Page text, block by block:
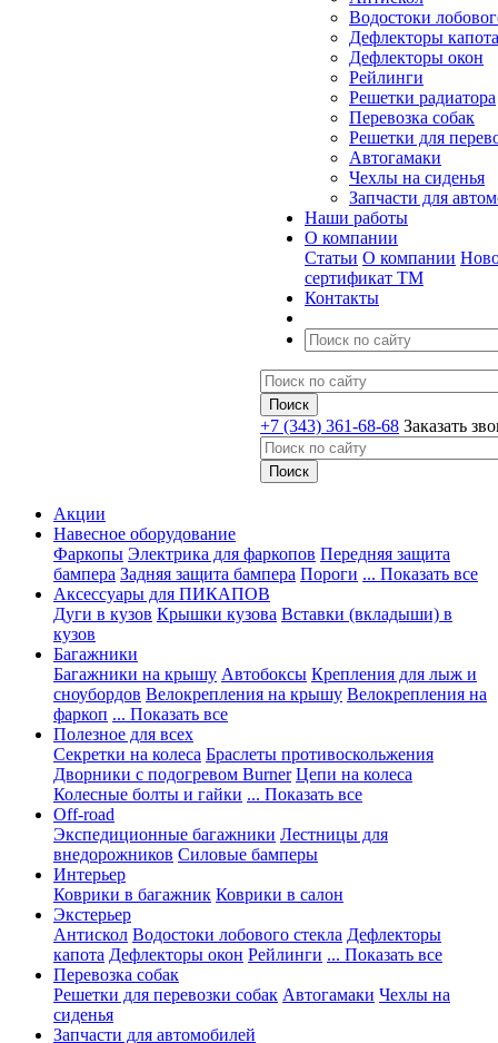
Водостоки
Дефлекторы капота
Дефлекторы окон
Рейлинги
Решетки радиатора
Перевозка собак
Решетки для
Автогамаки
Чехлы на сиденья
Запчасти для
Наши работы
О компании
Статьи О компании
сертификат ТМ
Контакты
+7 (343) 361-68-68 Заказать
Акции
Навесное оборудование
Фаркопы Электрика для фаркопов Передняя защита
бампера Задняя защита бампера Пороги ... Показать все
Аксессуары для ПИКАПОВ
Дуги в кузов Крышки кузова Вставки (вкладыши) в
кузов
Багажники
Багажники на крышу Автобоксы Крепления для лыж и
сноубордов Велокрепления на крышу Велокрепления на
фаркоп ... Показать все
Полезное для всех
Секретки на колеса Браслеты противоскольжения
Дворники с подогревом Burner Цепи на колеса
Колесные болты и гайки ... Показать все
Off-road
Экспедиционные багажники Лестницы для
внедорожников Силовые бамперы
Интерьер
Коврики в багажник Коврики в салон
Экстерьер
Антискол Водостоки лобового стекла Дефлекторы
капота Дефлекторы окон Рейлинги ... Показать все
Перевозка собак
Решетки для перевозки собак Автогамаки Чехлы на
сиденья
Запчасти для автомобилей